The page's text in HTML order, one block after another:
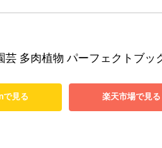
芸 多肉植物 パーフェクトブ
で見る 楽天市場で見る